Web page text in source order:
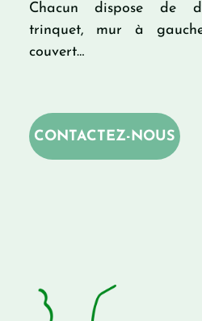
Chacun dispose de
trinquet, mur à
couvert…
CONTACTEZ-NOUS